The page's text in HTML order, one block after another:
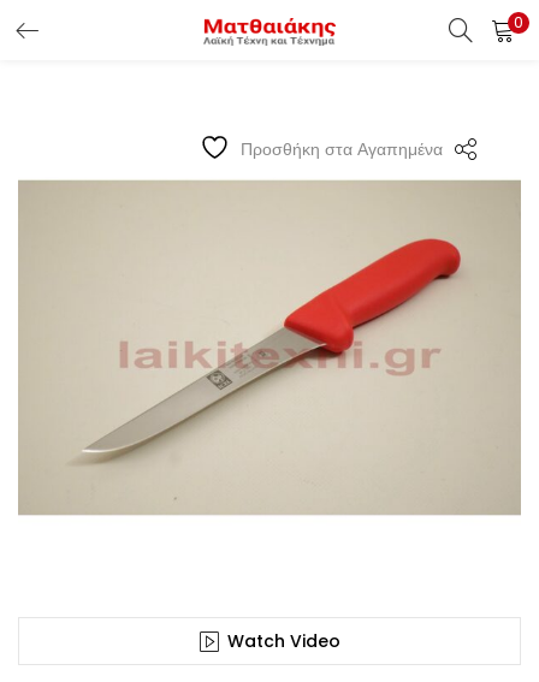
0
Προσθήκη στα Αγαπημένα
Watch Video
ΕΊΣΟΔΟΣ ΠΕΛΑΤΏΝ
Είσοδος Πελατών
Χάσατε τον κωδικό σας ?